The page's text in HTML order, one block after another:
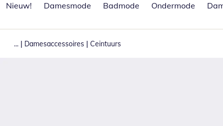
Nieuw!
Damesmode Badmode Ondermode
... | Damesaccessoires | Ceintuurs